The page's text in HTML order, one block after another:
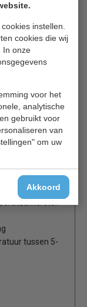
instellen.
cookies die wij
In onze
voor het
analytische
gebruikt voor
van
om uw
Akkoord
basis van €0.17
capaciteit
deuren
tegen
tussen 5-